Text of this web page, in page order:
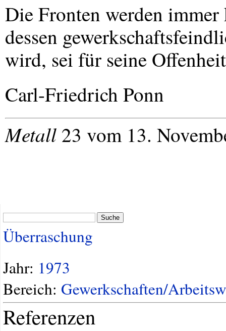
Die Fronten werden
dessen
wird, sei für seine
Carl-Friedrich Ponn
Metall 23 vom 13.
Suche
Überraschung
Jahr: 1973
Bereich: Gewerkschaften/
Referenzen